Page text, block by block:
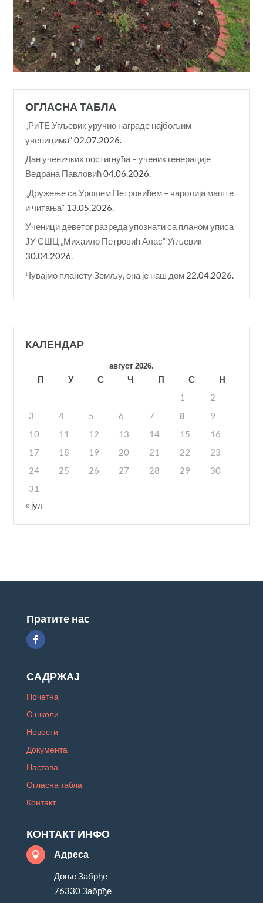
ОГЛАСНА ТАБЛА
„РиТЕ Угљевик уручио награде најбољим
ученицима“02.07.2026.
Дан ученичких постигнућа – ученик генерације
Ведрана Павловић04.06.2026.
„Дружење са Урошем Петровићем – чаролија маште
и читања“ 13.05.2026.
Ученици деветог разреда упознати са планом уписа
ЈУ СШЦ „Михаило Петровић Алас“ Угљевик
30.04.2026.
Чувајмо планету Земљу, она је наш дом 22.04.2026.
КАЛЕНДАР
август 2026.
П У С Ч П С
Н
1
2
3
4 5 6 7 8
9
10
11 12 13 14 15
16
17
18 19 20 21 22
23
24
25 26 27 28 29
30
31
« јул
Пратите нас
САДРЖАЈ
Почетна
О школи
Новости
Документа
Настава
Огласна табла
Контакт
КОНТАКТ ИНФО
 Адреса
Доње Забрђе
76330 Забрђе